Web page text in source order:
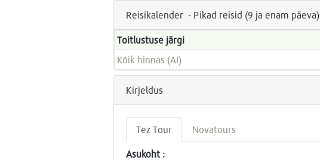
Reisikalender - Pikad reisid (9 ja enam päeva)
Toitlustuse järgi
Kõik hinnas (AI)
Kirjeldus
Tez Tour Novatours
Asukoht :